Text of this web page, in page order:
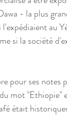
- la plus
au
si la société
pour ses
mot
était